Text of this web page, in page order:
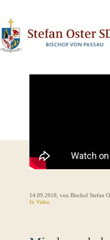
14.09.2018 , von Bischof Stefan
In Video